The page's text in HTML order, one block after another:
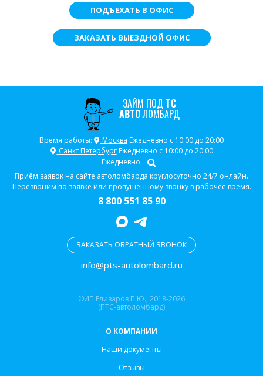
ПОДЪЕХАТЬ В ОФИС
ЗАКАЗАТЬ ВЫЕЗДНОЙ ОФИС
ЗАЙМ ПОД ТС
АВТОЛОМБАРД
Время работы: Москва Ежедневно с 10:00 до 20:00
Санкт ПетербургЕжедневно с 10:00 до 20:00
Ежедневно
Приём заявок на сайте автоломбарда круглосуточно 24/7 онлайн.
Перезвоним по заявке или пропущенному звонку в рабочее время.
8 800 551 85 90
ЗАКАЗАТЬ ОБРАТНЫЙ ЗВОНОК
info@pts-autolombard.ru
©ИП Елизаров П.Ю., 2018-2026
(ПТС-автоломбард)
О КОМПАНИИ
Наши документы
Отзывы